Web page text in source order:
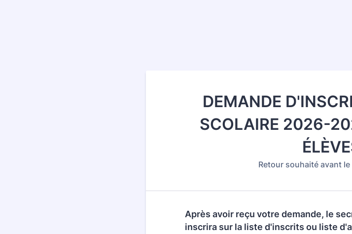
DEMANDE
SCOLAIRE 2026-
Retour souhaité avant
Après avoir reçu votre demande, le
inscrira sur la liste d'inscrits ou liste